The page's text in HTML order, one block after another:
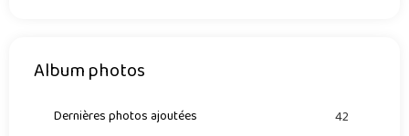
Album photos
Dernières photos ajoutées 42